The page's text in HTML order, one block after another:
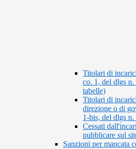
Titolari di
co. 1, del dlgs
tabelle)
Titolari di
direzione o di
1-bis, del dlgs
Cessati
pubblicare sul
Sanzioni per mancata